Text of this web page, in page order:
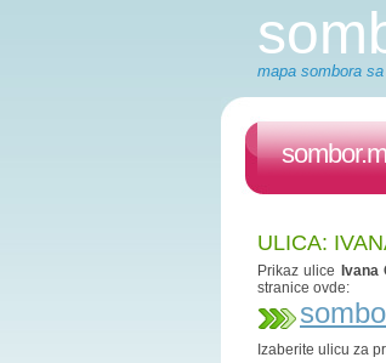
mapa sombora
ULICA:
Prikaz ulice Ivana
stranice ovde:
Izaberite ulicu za